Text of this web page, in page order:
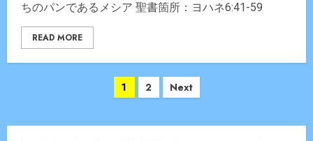
ちのパンであるメシア 聖書箇所：ヨハネ6:41-59
READ MORE
1 2 Next